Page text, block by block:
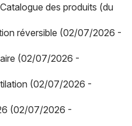
des produits (du
réversible (02/07/2026 -
(02/07/2026 -
(02/07/2026 -
(02/07/2026 -